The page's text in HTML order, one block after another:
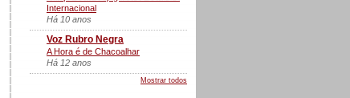
Internacional
Há 10 anos
Voz Rubro Negra
A Hora é de Chacoalhar
Há 12 anos
Mostrar todos